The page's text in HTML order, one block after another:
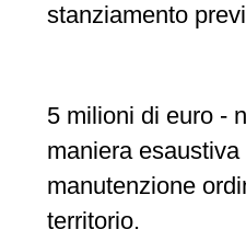
stanziamento
5 milioni di euro -
maniera
manutenzione
territorio.